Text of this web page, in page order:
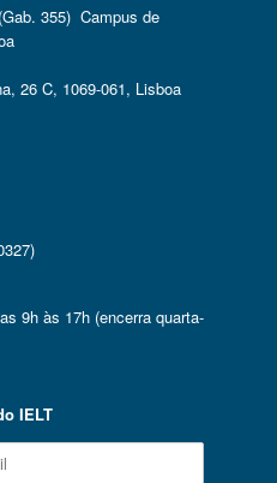
355) Campus de
26 C, 1069-061, Lisboa
9h às 17h (encerra quarta-
IELT